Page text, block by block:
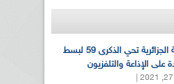
الإذاعة الجزائرية تحي الذكرى 59 لبسط
على الإذاعة والتلفزيون